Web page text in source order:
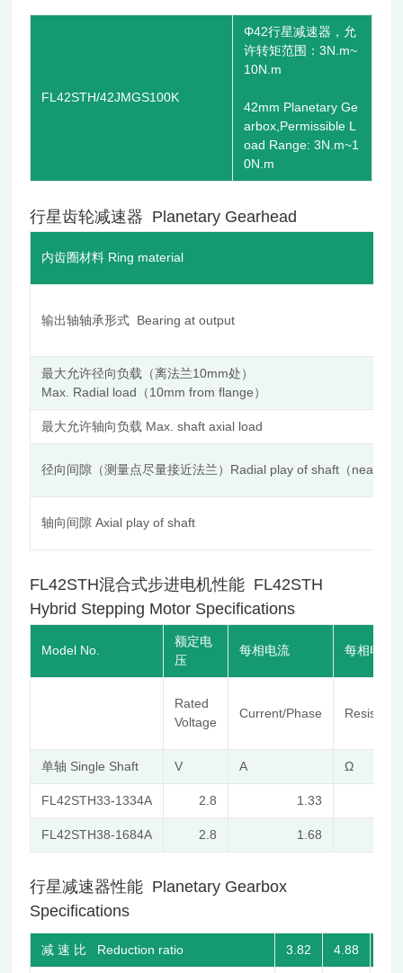
FL42STH/42JMGS100K
Φ42行星减速器，允
许转矩范围：3N.m~
10N.m
42mm Planetary Ge
arbox,Permissible L
oad Range: 3N.m~1
0N.m
行星齿轮减速器 Planetary Gearhead
内齿圈材料 Ring material
输出轴轴承形式 Bearing at output
最大允许径向负载（离法兰10mm处）
Max. Radial load（10mm from flange）
最大允许轴向负载 Max. shaft axial load
径向间隙（测量点尽量接近法兰）Radial play of shaft（near to
轴向间隙 Axial play of shaft
FL42STH混合式步进电机性能 FL42STH
Hybrid Stepping Motor Specifications
Model No.
额定电
压
每相电流 每相电阻
Rated
Voltage
Current/Phase
单轴 Single Shaft V A Ω
FL42STH33-1334A 2.8 1.33
FL42STH38-1684A 2.8 1.68
行星减速器性能 Planetary Gearbox
Specifications
减 速 比 Reduction ratio 3.82 4.88